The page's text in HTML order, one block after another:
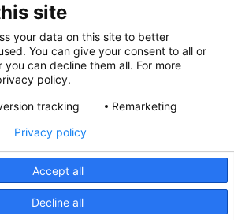
comentarios
site
your data on this site to better
You can give your consent to all or
can decline them all. For more
policy.
tracking Remarketing
Accept all
Decline all
Privacy policy